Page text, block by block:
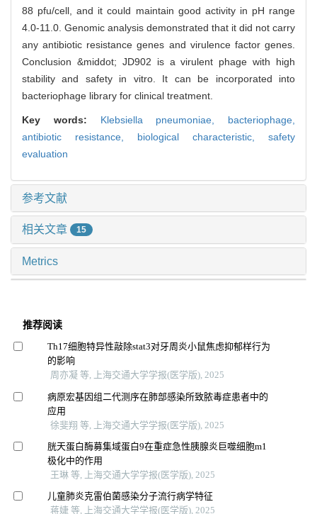
88 pfu/cell, and it could maintain good activity in pH range
4.0-11.0. Genomic analysis demonstrated that it did not carry
any antibiotic resistance genes and virulence factor genes.
Conclusion &middot; JD902 is a virulent phage with high
stability and safety in vitro. It can be incorporated into
bacteriophage library for clinical treatment.
Key words: Klebsiella pneumoniae, bacteriophage,
antibiotic resistance, biological characteristic, safety
evaluation
参考文献
相关文章 15
Metrics
推荐阅读
Th17细胞特异性敲除stat3对牙周炎小鼠焦虑抑郁样行为
的影响
周亦凝 等, 上海交通大学学报(医学版), 2025
病原宏基因组二代测序在肺部感染所致脓毒症患者中的
应用
徐斐翔 等, 上海交通大学学报(医学版), 2025
胱天蛋白酶募集域蛋白9在重症急性胰腺炎巨噬细胞m1
极化中的作用
王琳 等, 上海交通大学学报(医学版), 2025
儿童肺炎克雷伯菌感染分子流行病学特征
蒋婕 等, 上海交通大学学报(医学版), 2025